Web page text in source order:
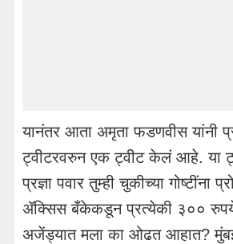
यानंतर आता अमृता फडणवीस यांनी
ट्वीटरवरुन एक ट्वीट केलं आहे. या
प्रज्ञा पवार तुम्ही चुकीच्या
ॲक्सिस बँकेकडून प्रत्येकी ३०० रुपये
अजेंड्यात मला का ओढत आहात?